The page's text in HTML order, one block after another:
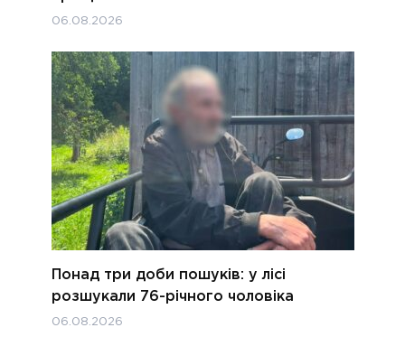
06.08.2026
Понад три доби пошуків: у лісі
розшукали 76-річного чоловіка
06.08.2026